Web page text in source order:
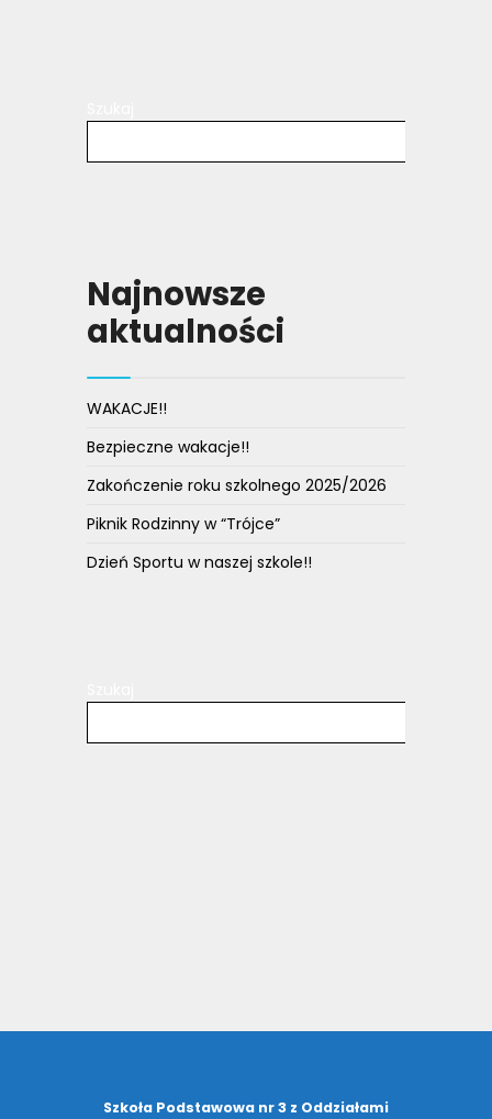
Najnowsze
aktualności
WAKACJE!!
Bezpieczne wakacje!!
Zakończenie roku szkolnego 2025/2026
Piknik Rodzinny w “Trójce”
Dzień Sportu w naszej szkole!!
Szkoła Podstawowa nr 3 z Oddziałami